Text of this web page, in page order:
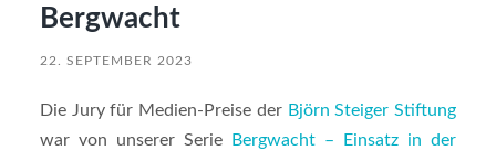
Bergwacht
22. SEPTEMBER 2023
Die Jury für Medien-Preise der Björn Steiger Stiftung
war von unserer Serie
Bergwacht – Einsatz in der